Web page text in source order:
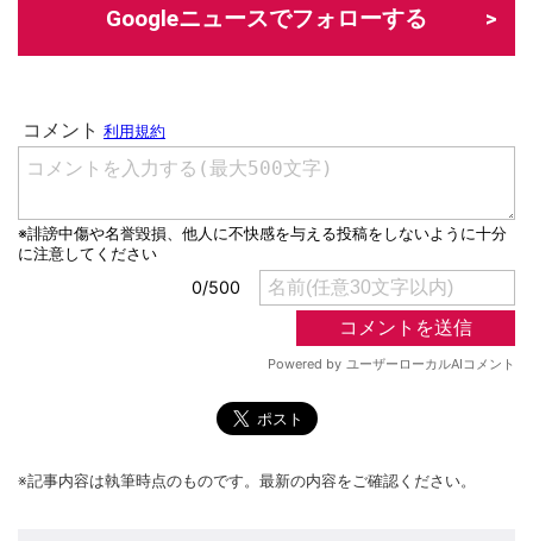
Googleニュースでフォローする
※記事内容は執筆時点のものです。最新の内容をご確認ください。